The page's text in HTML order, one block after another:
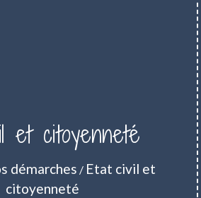
et citoyenneté
démarches / Etat civil et
citoyenneté